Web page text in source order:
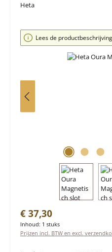
Heta
Afbeeldingengalerij overslaan
Lees de
Normale prijs:
€ 37,30
Inhoud: 1 stuks
Prijzen incl. BTW en excl.